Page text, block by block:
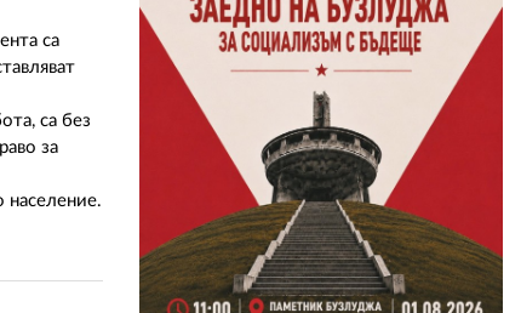
са
са без
за
население.
РЕДАКЦИЯ
РЕКЛАМА
АБОНАМЕНТ
УСЛОВИЯ ЗА ПОЛЗВАНЕ
ПОЛИТИКА ЗА БИСКВИТКИТЕ